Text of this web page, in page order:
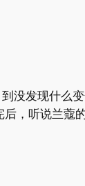
发现什么
，听说兰蔻